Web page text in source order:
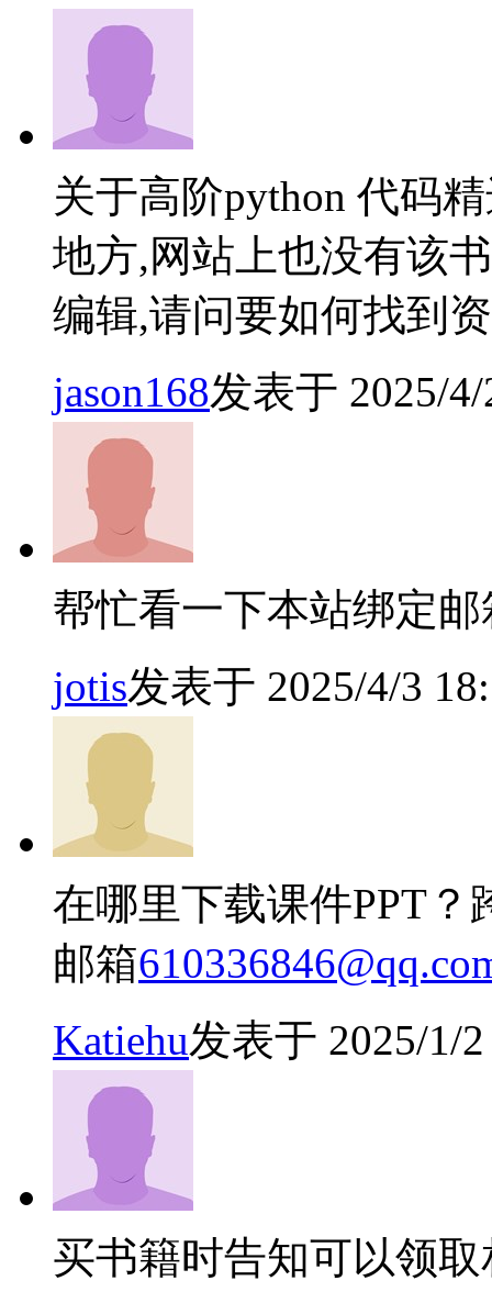
关于高阶python 代码
地方,网站上也没有该
编辑,请问要如何找到
jason168发表于 2025/
帮忙看一下本站绑定
jotis发表于 2025/4/3
在哪里下载课件PPT
邮箱
Katiehu发表于 2025/1/
买书籍时告知可以领